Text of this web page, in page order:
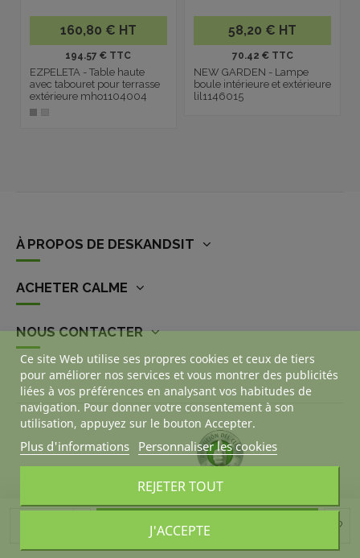
Ajouter au panier
160,80 € HT
194.57 € TTC
EZPELETA - Table haute
avec tabouret pour terrasse
extérieure mho1104004
58,20 € HT
70.42 € TTC
NEW GARDEN - Lampe
boule intérieure et extérieure
lil1146015
À PROPOS DE DESKANDSIT
ACHETER CALME
NOUS CONTACTER
Ce site Web utilise ses propres cookies et ceux de tiers
pour améliorer nos services et vous montrer des publicités
liées à vos préférences en analysant vos habitudes de
navigation. Pour donner votre consentement à son
utilisation, appuyez sur le bouton Accepter.
Plus d'informations Personnaliser les cookies
REJETER TOUT
J'ACCEPTE